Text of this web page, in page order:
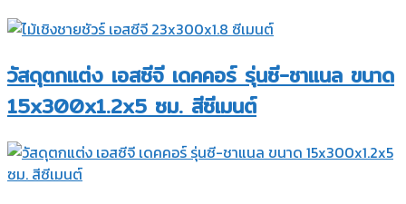
วัสดุตกแต่ง เอสซีจี เดคคอร์ รุ่นซี-ชาแนล ขนาด
15x300x1.2x5 ซม. สีซีเมนต์